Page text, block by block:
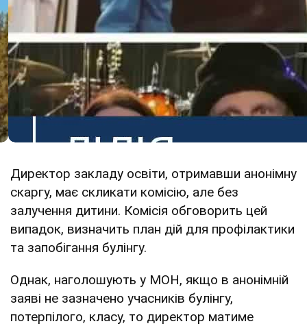
Директор закладу освіти, отримавши анонімну
скаргу, має скликати комісію, але без
залучення дитини. Комісія обговорить цей
випадок, визначить план дій для профілактики
та запобігання булінгу.
Однак, наголошують у МОН, якщо в анонімній
заяві не зазначено учасників булінгу,
потерпілого, класу, то директор матиме